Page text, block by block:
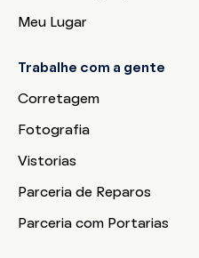
Meu Lugar
Trabalhe com a gente
Corretagem
Fotografia
Vistorias
Parceria de Reparos
Parceria com Portarias